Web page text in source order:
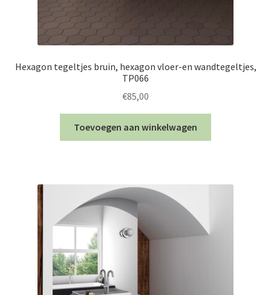
Hexagon tegeltjes bruin, hexagon vloer-en wandtegeltjes,
TP066
€85,00
Toevoegen aan winkelwagen